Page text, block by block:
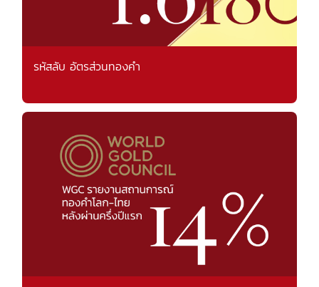
รหัสลับ อัตรส่วนทองคำ